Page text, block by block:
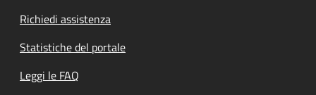
Richiedi assistenza
Statistiche del portale
Leggi le FAQ